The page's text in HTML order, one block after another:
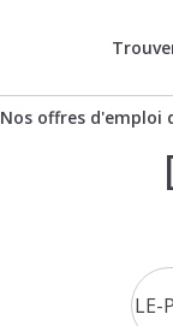
Nos offres d'emploi